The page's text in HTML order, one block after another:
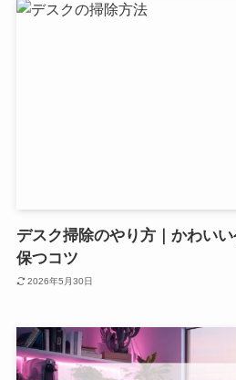
デスク掃除のやり方｜かわい
保つコツ
2026年5月30日